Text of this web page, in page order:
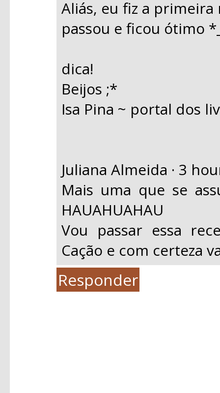
Aliás, eu fiz a
passou e ficou ótimo
dica!
Beijos ;*
Isa Pina ~ portal dos
Juliana Almeida · 3
Mais uma que se
HAUAHUAHAU
Vou passar essa
Cação e com certeza
Responder